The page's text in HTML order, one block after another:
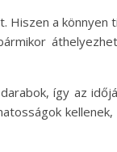
Hiszen a
így az